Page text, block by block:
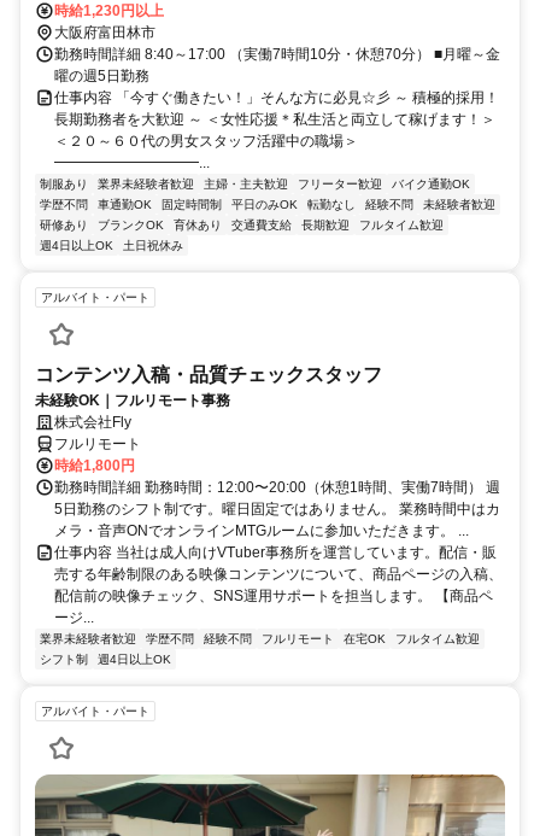
車通勤OK
時給1,230円以上
大阪府富田林市
勤務時間詳細 8:40～17:00 （実働7時間10分・休憩70分） ■月曜～金
曜の週5日勤務
仕事内容 「今すぐ働きたい！」そんな方に必見☆彡 ～ 積極的採用！
長期勤務者を大歓迎 ～ ＜女性応援＊私生活と両立して稼げます！＞
＜２０～６０代の男女スタッフ活躍中の職場＞
━━━━━━━━━━...
制服あり 業界未経験者歓迎 主婦・主夫歓迎 フリーター歓迎
バイク通勤OK
学歴不問
車通勤OK 固定時間制 平日のみOK 転勤なし 経験不問
未経験者歓迎
研修あり
ブランクOK 育休あり 交通費支給 長期歓迎
フルタイム歓迎
週4日以上OK
土日祝休み
アルバイト・パート
コンテンツ入稿・品質チェックスタッフ
未経験OK｜フルリモート事務
株式会社Fly
フルリモート
時給1,800円
勤務時間詳細 勤務時間：12:00〜20:00（休憩1時間、実働7時間） 週
5日勤務のシフト制です。曜日固定ではありません。 業務時間中はカ
メラ・音声ONでオンラインMTGルームに参加いただきます。 ...
仕事内容 当社は成人向けVTuber事務所を運営しています。配信・販
売する年齢制限のある映像コンテンツについて、商品ページの入稿、
配信前の映像チェック、SNS運用サポートを担当します。 【商品ペ
ージ...
業界未経験者歓迎 学歴不問 経験不問 フルリモート 在宅OK
フルタイム歓迎
シフト制
週4日以上OK
アルバイト・パート